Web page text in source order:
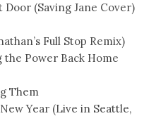
(Saving Jane Cover)
Full Stop Remix)
Power Back Home
Them
Year (Live in Seattle,